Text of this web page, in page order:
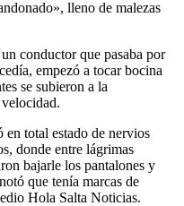
lleno de malezas
conductor que pasaba por
empezó a tocar bocina
se subieron a la
en total estado de nervios
donde entre lágrimas
bajarle los pantalones y
que tenía marcas de
Hola Salta Noticias.